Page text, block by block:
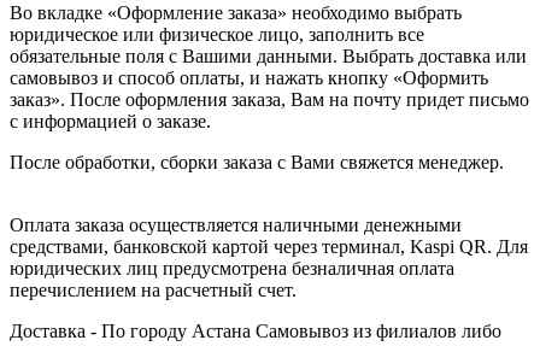
Во вкладке «Оформление заказа» необходимо выбрать
юридическое или физическое лицо, заполнить все
обязательные поля с Вашими данными. Выбрать доставка или
самовывоз и способ оплаты, и нажать кнопку «Оформить
заказ». После оформления заказа, Вам на почту придет письмо
с информацией о заказе.
После обработки, сборки заказа с Вами свяжется менеджер.
Оплата заказа осуществляется наличными денежными
средствами, банковской картой через терминал, Kaspi QR. Для
юридических лиц предусмотрена безналичная оплата
перечислением на расчетный счет.
Доставка - По городу Астана Самовывоз из филиалов либо